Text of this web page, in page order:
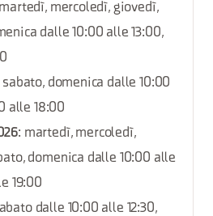
mercoledì, giovedì,
dalle 10:00 alle 13:00,
sabato, domenica dalle 10:00
alle 18:00
: martedì, mercoledì,
domenica dalle 10:00 alle
19:00
dalle 10:00 alle 12:30,